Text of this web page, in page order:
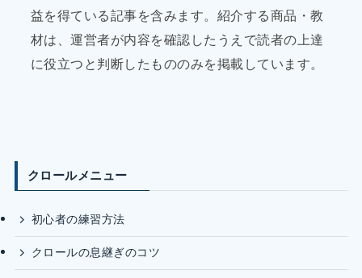
益を得ている記事を含みます。紹介する商品・教
材は、運営者が内容を確認したうえで読者の上達
に役立つと判断したもののみを掲載しています。
クロールメニュー
初心者の練習方法
クロールの息継ぎのコツ